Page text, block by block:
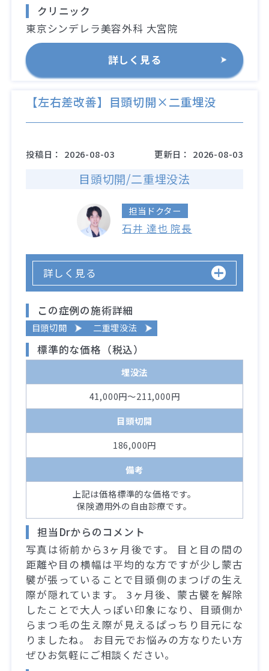
クリニック
東京シンデレラ美容外科 大宮院
詳しく見る
【左右差改善】目頭切開×二重埋没
投稿日： 2026-08-03 更新日： 2026-08-03
目頭切開/二重埋没法
担当ドクター
石井 達也 院長
詳しく見る
この症例の施術詳細
目頭切開 二重埋没法
標準的な価格（税込）
埋没法
41,000円～211,000円
目頭切開
186,000円
備考
上記は価格標準的な価格です。
保険適用外の自由診療です。
担当Drからのコメント
写真は術前から3ヶ月後です。 目と目の間の
距離や目の横幅は平均的な方ですが少し蒙古
襞が張っていることで目頭側のまつげの生え
際が隠れています。 3ヶ月後、蒙古襞を解除
したことで大人っぽい印象になり、目頭側か
らまつ毛の生え際が見えるぱっちり目元にな
りましたね。 お目元でお悩みの方なりたい方
ぜひお気軽にご相談ください。